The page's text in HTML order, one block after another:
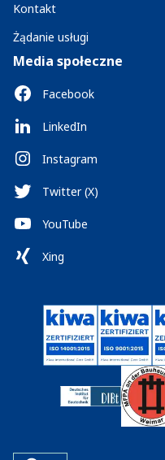
Kontakt
Żądanie usługi
Media społeczne
Facebook
LinkedIn
Instagram
Twitter (X)
YouTube
Xing